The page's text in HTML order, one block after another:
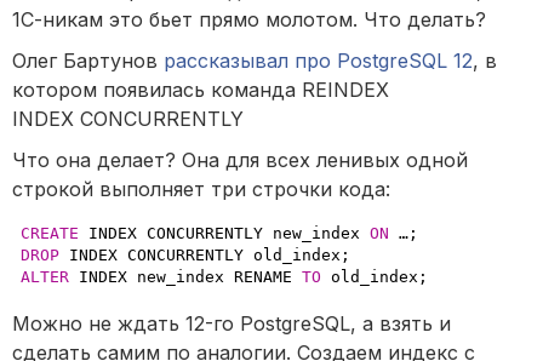
1С-никам это бьет прямо молотом. Что делать?
Олег Бартунов рассказывал про PostgreSQL 12, в
котором появилась команда REINDEX
INDEX CONCURRENTLY
Что она делает? Она для всех ленивых одной
строкой выполняет три строчки кода:
CREATE INDEX CONCURRENTLY new_index ON …;
DROP INDEX CONCURRENTLY old_index;
ALTER INDEX new_index RENAME TO old_index;
Можно не ждать 12-го PostgreSQL, а взять и
сделать самим по аналогии. Создаем индекс с